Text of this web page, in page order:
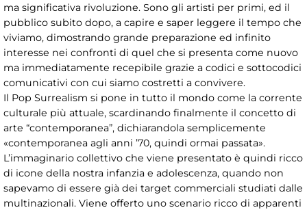
ma significativa rivoluzione. Sono gli artisti per primi, ed il
pubblico subito dopo, a capire e saper leggere il tempo che
viviamo, dimostrando grande preparazione ed infinito
interesse nei confronti di quel che si presenta come nuovo
ma immediatamente recepibile grazie a codici e sottocodici
comunicativi con cui siamo costretti a convivere.
Il Pop Surrealism si pone in tutto il mondo come la corrente
culturale più attuale, scardinando finalmente il concetto di
arte “contemporanea”, dichiarandola semplicemente
«contemporanea agli anni ’70, quindi ormai passata».
L’immaginario collettivo che viene presentato è quindi ricco
di icone della nostra infanzia e adolescenza, quando non
sapevamo di essere già dei target commerciali studiati dalle
multinazionali. Viene offerto uno scenario ricco di apparenti